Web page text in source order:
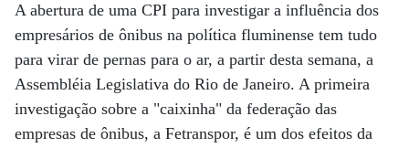
A abertura de uma CPI para investigar a influência dos
empresários de ônibus na política fluminense tem tudo
para virar de pernas para o ar, a partir desta semana, a
Assembléia Legislativa do Rio de Janeiro. A primeira
investigação sobre a "caixinha" da federação das
empresas de ônibus, a Fetranspor, é um dos efeitos da